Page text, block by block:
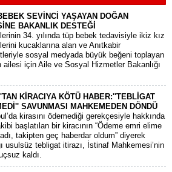
SEVİNCİ YAŞAYAN DOĞAN
BAKANLIK DESTEĞİ
34. yılında tüp bebek tedavisiyle ikiz kız
kucaklarına alan ve Anıtkabir
sosyal medyada büyük beğeni toplayan
ailesi için Aile ve Sosyal Hizmetler Bakanlığı
KİRACIYA KÖTÜ HABER:''TEBLİGAT
SAVUNMASI MAHKEMEDEN DÖNDÜ
kirasını ödemediği gerekçesiyle hakkında
başlatılan bir kiracının “Ödeme emri elime
takipten geç haberdar oldum” diyerek
usulsüz tebligat itirazı, İstinaf Mahkemesi’nin
kaldı.